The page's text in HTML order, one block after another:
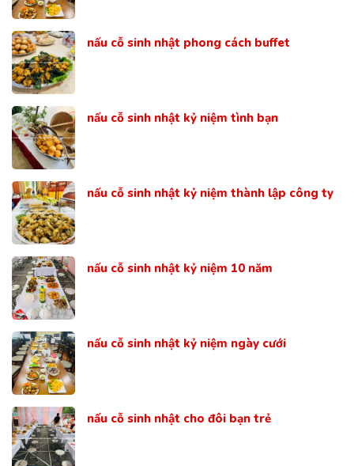
nấu cỗ sinh nhật phong cách buffet
nấu cỗ sinh nhật kỷ niệm tình bạn
nấu cỗ sinh nhật kỷ niệm thành lập công ty
nấu cỗ sinh nhật kỷ niệm 10 năm
nấu cỗ sinh nhật kỷ niệm ngày cưới
nấu cỗ sinh nhật cho đôi bạn trẻ